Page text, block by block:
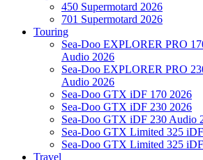
450 Supermotard 2026
701 Supermotard 2026
Touring
Sea-Doo EXPLORER PRO
Audio 2026
Sea-Doo EXPLORER PRO
Audio 2026
Sea-Doo GTX iDF 170 2026
Sea-Doo GTX iDF 230 2026
Sea-Doo GTX iDF 230 Audio
Sea-Doo GTX Limited 325
Sea-Doo GTX Limited 325
Travel